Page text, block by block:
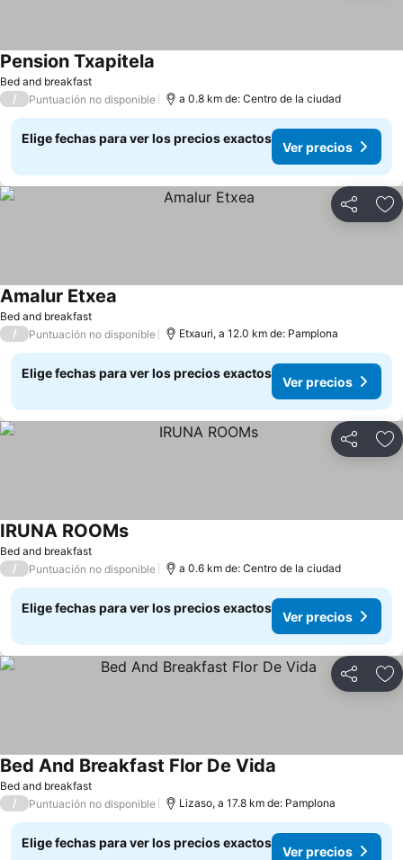
Bed and breakfast
Pension Txapitela
/ Puntuación no disponible a 0.8 km de: Centro de la ciudad
Elige fechas para ver los precios exactos
Ver precios
Compartir
Bed and breakfast
Amalur Etxea
/ Puntuación no disponible Etxauri, a 12.0 km de: Pamplona
Elige fechas para ver los precios exactos
Ver precios
Compartir
Bed and breakfast
IRUNA ROOMsVer precios
/ Puntuación no disponible a 0.6 km de: Centro de la ciudad
Elige fechas para ver los precios exactos
Ver precios
Compartir
Bed and breakfast
Bed And Breakfast Flor De Vida
/ Puntuación no disponible Lizaso, a 17.8 km de: Pamplona
Elige fechas para ver los precios exactos
Ver precios